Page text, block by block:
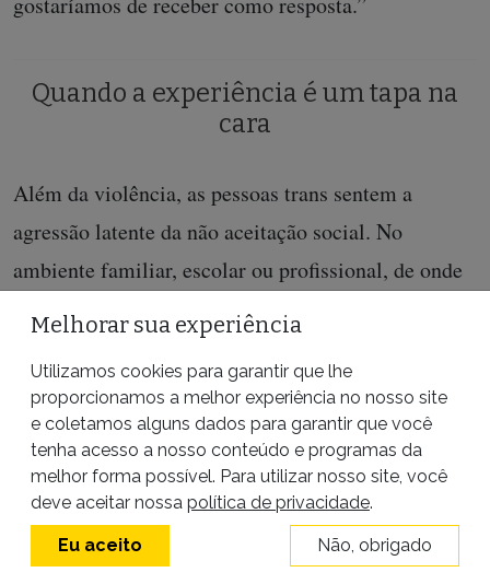
Quando a experiência é um tapa na
cara
Além da violência, as pessoas trans sentem a
agressão latente da não aceitação social. No
ambiente familiar, escolar ou profissional, de onde
geralmente são expulsas, é quase impossível ser
trans sem dificuldades – ainda que o respeito ao
nome e à identidade de gênero na escola
seja um
direito garantido.
“A maioria está no mercado do sexo justamente por
não conseguir oportunidade no mercado legal de
trabalho”, explica Cris. A Antra estima que 90%
Melhorar sua experiência
Utilizamos cookies para garantir que lhe
proporcionamos a melhor experiência no nosso site
e coletamos alguns dados para garantir que você
tenha acesso a nosso conteúdo e programas da
melhor forma possível. Para utilizar nosso site, você
deve aceitar nossa política de privacidade.
Eu aceito Não, obrigado